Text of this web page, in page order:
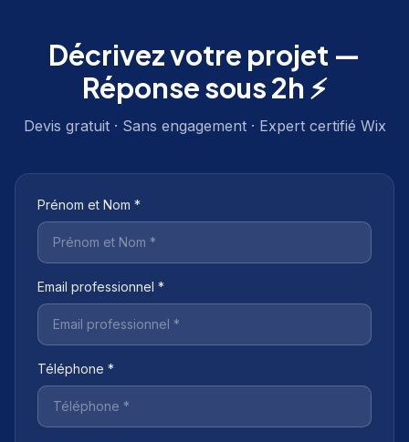
Décrivez votre projet —
Réponse sous 2h ⚡
Devis gratuit · Sans engagement · Expert certifié Wix
Prénom et Nom *
Email professionnel *
Téléphone *